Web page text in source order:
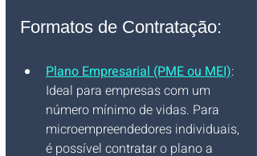
Formatos de Contratação:
Plano Empresarial (PME ou MEI):
Ideal para empresas com um
número mínimo de vidas. Para
microempreendedores individuais,
é possível contratar o plano a